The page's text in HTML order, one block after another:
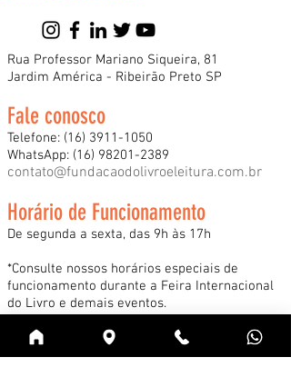
Rua Professor Mariano Siqueira, 81
Jardim América - Ribeirão Preto SP
Fale conosco
Telefone: (16) 3911-1050
WhatsApp: (16) 98201-2389
contato@fundacaodolivroeleitura.com.br
Horário de Funcionamento
De segunda a sexta, das 9h às 17h
*Consulte nossos horários especiais de
funcionamento durante a Feira Internacional
do Livro e demais eventos.